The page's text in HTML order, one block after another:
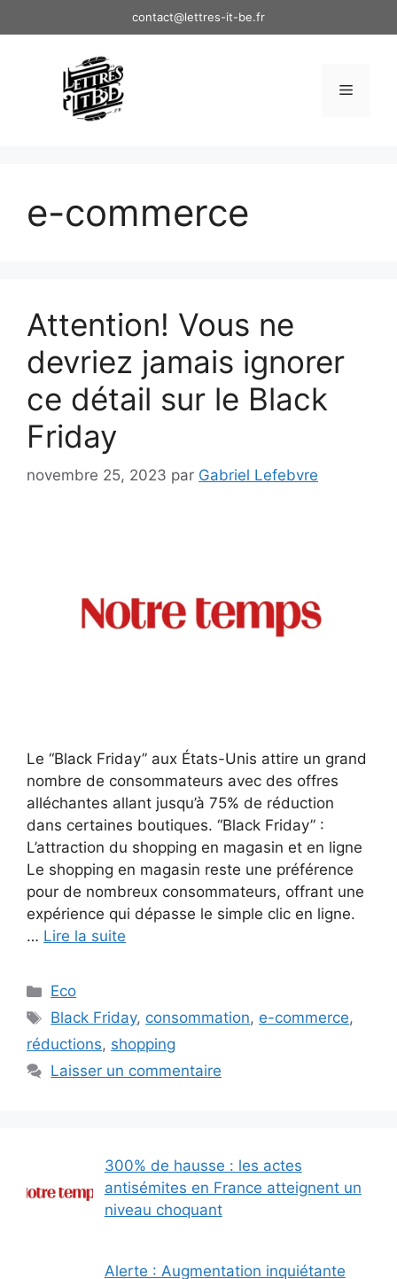
au
contact@lettres-it-be.fr
Menu
e-commerce
Attention! Vous ne
devriez jamais ignorer
ce détail sur le Black
Friday
novembre 25, 2023 par Gabriel Lefebvre
Le “Black Friday” aux États-Unis attire un grand
nombre de consommateurs avec des offres
alléchantes allant jusqu’à 75% de réduction
dans certaines boutiques. “Black Friday” :
L’attraction du shopping en magasin et en ligne
Le shopping en magasin reste une préférence
pour de nombreux consommateurs, offrant une
expérience qui dépasse le simple clic en ligne.
… Lire la suite
Catégories
Eco
Étiquettes
Black Friday, consommation, e-commerce,
réductions, shopping
Laisser un commentaire
300% de hausse : les actes
antisémites en France atteignent un
niveau choquant
Alerte : Augmentation inquiétante